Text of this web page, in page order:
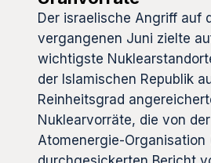
Der israelische Angriff auf
vergangenen Juni zielte
wichtigste
der Islamischen Republik
Reinheitsgrad
Nuklearvorräte, die von
Atomenergie-Organisation